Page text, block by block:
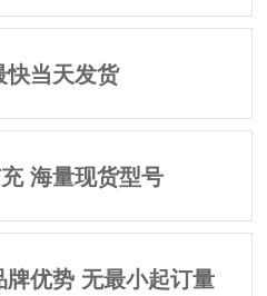
当天发货
海量现货型号
优势 无最小起订量